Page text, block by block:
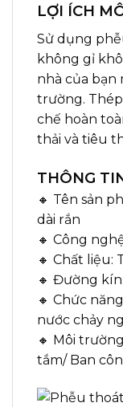
LỢI ÍCH
Sử dụng
không gỉ
nhà của bạn
trường.
chế hoàn
thải và tiêu
THÔNG
🔸 Tên sản
dài rắn
🔸 Công
🔸 Chất liệu:
🔸 Đường
🔸 Chức
nước chảy
🔸 Môi
tắm/ Ban